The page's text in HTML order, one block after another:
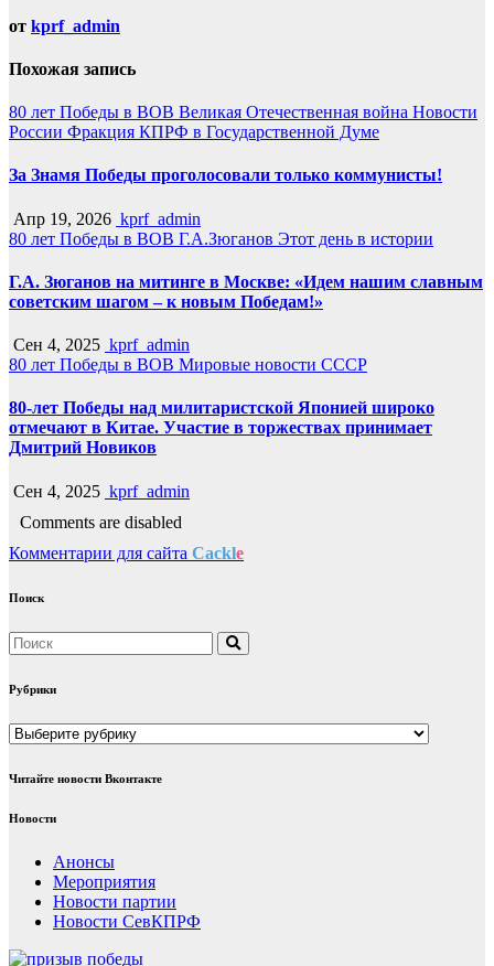
от kprf_admin
Похожая запись
80 лет Победы в ВОВ Великая Отечественная война Новости
России Фракция КПРФ в Государственной Думе
За Знамя Победы проголосовали только коммунисты!
Апр 19, 2026 kprf_admin
80 лет Победы в ВОВ Г.А.Зюганов Этот день в истории
Г.А. Зюганов на митинге в Москве: «Идем нашим славным
советским шагом – к новым Победам!»
Сен 4, 2025 kprf_admin
80 лет Победы в ВОВ Мировые новости СССР
80-лет Победы над милитаристской Японией широко
отмечают в Китае. Участие в торжествах принимает
Дмитрий Новиков
Сен 4, 2025 kprf_admin
Comments are disabled
Комментарии для сайта Cackle
Поиск
Рубрики
Рубрики
Читайте новости Вконтакте
Новости
Анонсы
Мероприятия
Новости партии
Новости СевКПРФ